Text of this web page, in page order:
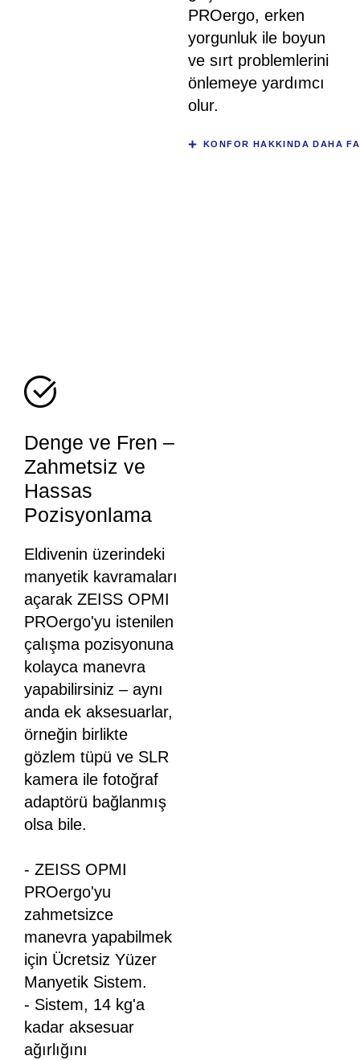
PROergo, erken
yorgunluk ile boyun
ve sırt problemlerini
önlemeye yardımcı
olur.
KONFOR HAKKINDA DAHA
Denge ve Fren –
Zahmetsiz ve
Hassas
Pozisyonlama
Eldivenin üzerindeki
manyetik kavramaları
açarak ZEISS OPMI
PROergo'yu istenilen
çalışma pozisyonuna
kolayca manevra
yapabilirsiniz – aynı
anda ek aksesuarlar,
örneğin birlikte
gözlem tüpü ve SLR
kamera ile fotoğraf
adaptörü bağlanmış
olsa bile.
- ZEISS OPMI
PROergo'yu
zahmetsizce
manevra yapabilmek
için Ücretsiz Yüzer
Manyetik Sistem.
- Sistem, 14 kg'a
kadar aksesuar
ağırlığını